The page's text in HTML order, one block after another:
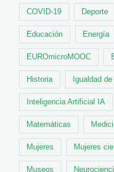
COVID-19 Deporte
Educación Energía
EUROmicroMOOC
Historia Igualdad
Inteligencia Artificial IA
Matemáticas
Mujeres Mujeres
Museos